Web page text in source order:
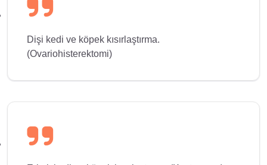
Dişi kedi ve köpek kısırlaştırma.
(Ovariohisterektomi)